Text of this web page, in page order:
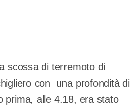
scossa di terremoto di
con una profondità di
prima, alle 4.18, era stato